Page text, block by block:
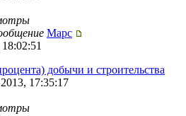
Mapc
добычи и строительства
17:35:17